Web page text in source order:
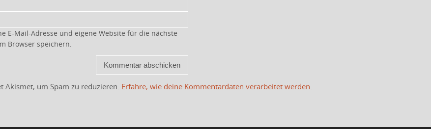
E-Mail-Adresse und eigene Website für die nächste
Browser speichern.
Akismet, um Spam zu reduzieren. Erfahre, wie deine Kommentardaten verarbeitet werden.